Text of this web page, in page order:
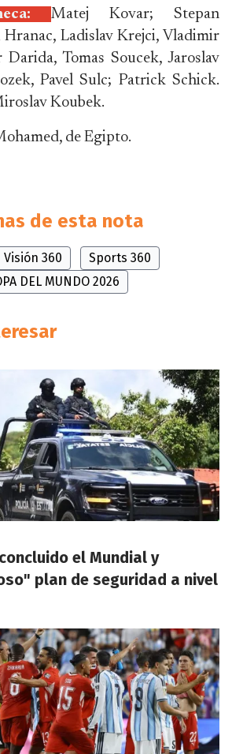
Matej Kovar; Stepan
Hranac, Ladislav Krejci, Vladimir
Tomas Soucek, Jaroslav
Pavel Sulc; Patrick Schick.
Koubek.
de Egipto.
de esta nota
Visión 360
Sports 360
DEL MUNDO 2026
el Mundial y
plan de seguridad a nivel